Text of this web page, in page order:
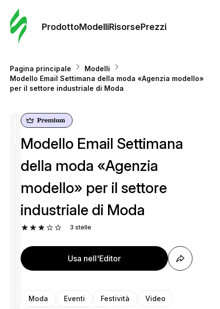
ProdottoModelliRisorsePrezzi
Pagina principale
Modelli
Modello Email Settimana della moda «Agenzia modello»
per il settore industriale di Moda
Modello Email Settimana
della moda «Agenzia
modello» per il settore
industriale di Moda
3 stelle
Usa nell'Editor
Moda Eventi Festività
Video